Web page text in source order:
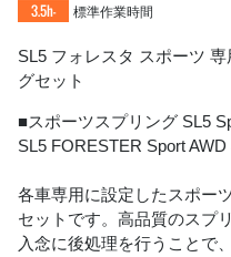
3.5h-
標準作業時間
SL5 フォレスタ スポーツ
グセット
■スポーツスプリング SL5
SL5 FORESTER Sport
各車専用に設定したスポー
セットです。高品質のスプ
入念に後処理を行うことで